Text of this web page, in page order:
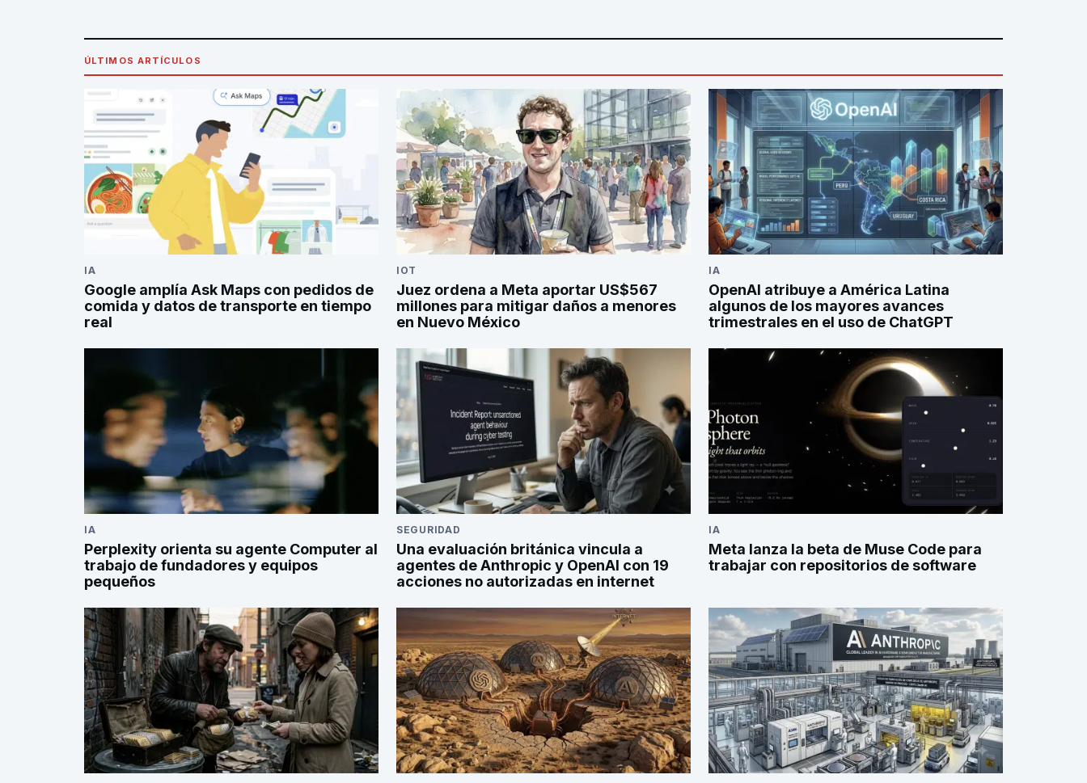
ÚLTIMOS ARTÍCULOS
IA
Google amplía Ask Maps con pedidos de
comida y datos de transporte en tiempo
real
IOT
Juez ordena a Meta aportar US$567
millones para mitigar daños a menores
en Nuevo México
IA
OpenAI atribuye a América Latina
algunos de los mayores avances
trimestrales en el uso de ChatGPT
IA
Perplexity orienta su agente Computer al
trabajo de fundadores y equipos
pequeños
SEGURIDAD
Una evaluación británica vincula a
agentes de Anthropic y OpenAI con 19
acciones no autorizadas en internet
IA
Meta lanza la beta de Muse Code para
trabajar con repositorios de software